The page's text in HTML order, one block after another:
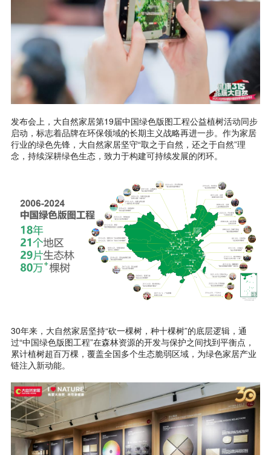
发布会上，大自然家居第19届中国绿色版图工程公益植树活动同步
启动，标志着品牌在环保领域的长期主义战略再进一步。作为家居
行业的绿色先锋，大自然家居坚守“取之于自然，还之于自然”理
念，持续深耕绿色生态，致力于构建可持续发展的闭环。
30年来，大自然家居坚持“砍一棵树，种十棵树”的底层逻辑，通
过“中国绿色版图工程”在森林资源的开发与保护之间找到平衡点，
累计植树超百万棵，覆盖全国多个生态脆弱区域，为绿色家居产业
链注入新动能。